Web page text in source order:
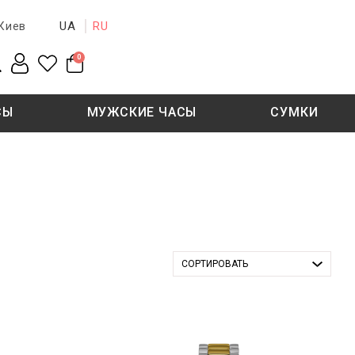
Киев UA RU
0
МУЖСКИЕ ЧАСЫ СУМКИ
СОРТИРОВАТЬ